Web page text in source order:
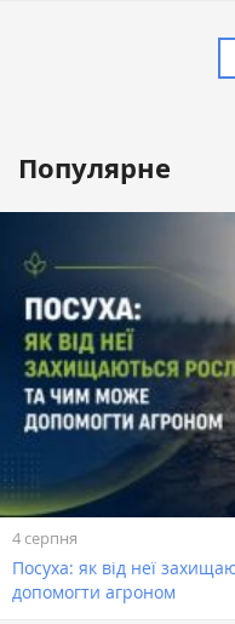
Популярне
4 серпня
Посуха: як від неї
допомогти агроном